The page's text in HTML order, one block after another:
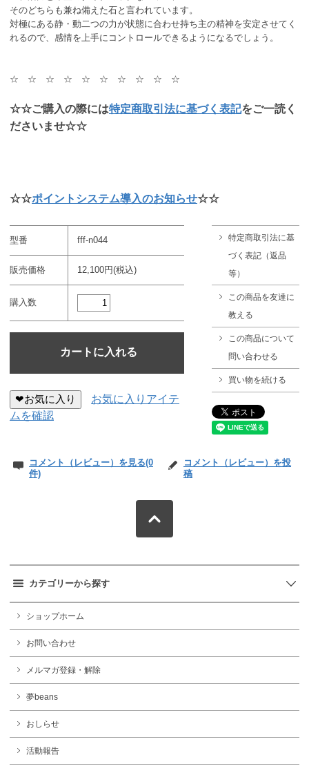
そのどちらも兼ね備えた石と言われています。
対極にある静・動二つの力が状態に合わせ持ち主の精神を安定させてく
れるので、感情を上手にコントロールできるようになるでしょう。
☆ ☆ ☆ ☆ ☆ ☆ ☆ ☆ ☆ ☆
☆☆ご購入の際には特定商取引法に基づく表記をご一読く
ださいませ☆☆
☆☆ポイントシステム導入のお知らせ☆☆
型番 fff-n044
販売価格 12,100円(税込)
購入数
❤お気に入り
お気に入りアイテ
ムを確認
特定商取引法に基
づく表記（返品
等）
この商品を友達に
教える
この商品について
問い合わせる
買い物を続ける
コメント（レビュー）を見る(0
件)
コメント（レビュー）を投
稿
カテゴリーから探す
ショップホーム
お問い合わせ
メルマガ登録・解除
夢beans
おしらせ
活動報告